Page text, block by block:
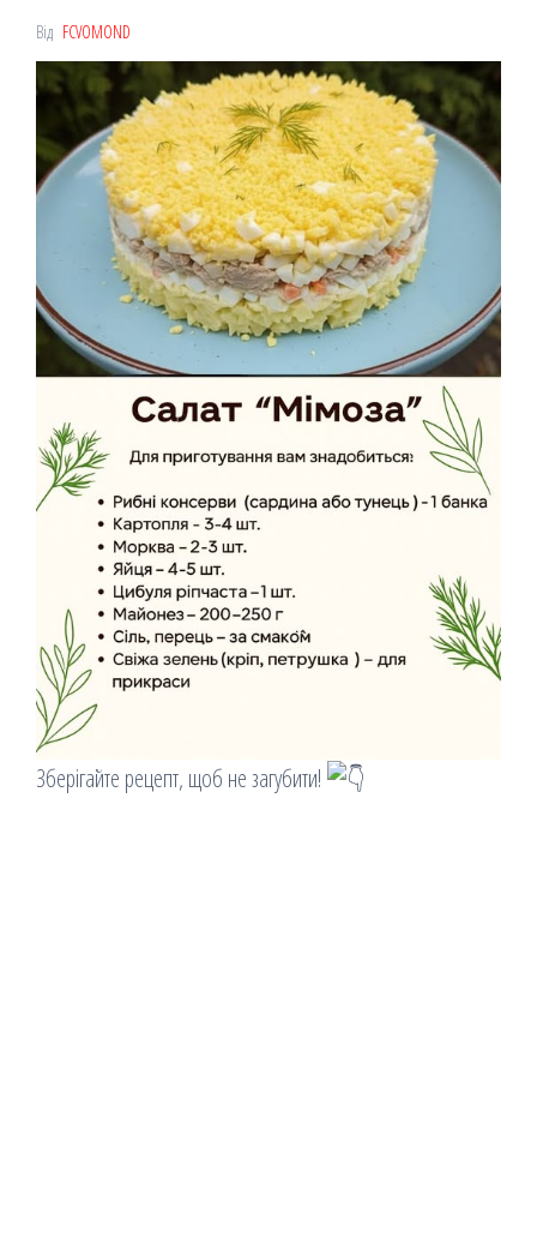
Від FCVOMOND
Зберігайте рецепт, щоб не загубити!